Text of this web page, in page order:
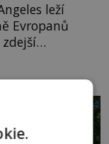
leží
Evropanů
navštíví
ročně. A ač je